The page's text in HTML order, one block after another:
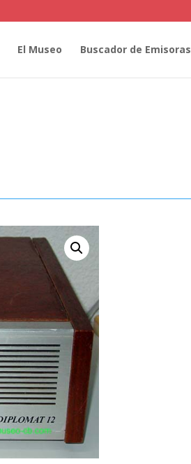
El Museo Buscador de Emisoras